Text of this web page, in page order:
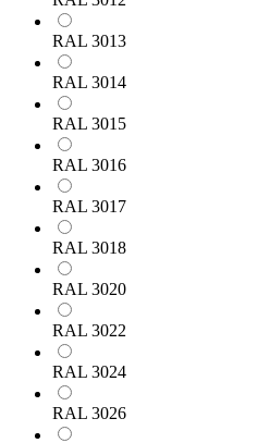
RAL 3013
RAL 3014
RAL 3015
RAL 3016
RAL 3017
RAL 3018
RAL 3020
RAL 3022
RAL 3024
RAL 3026